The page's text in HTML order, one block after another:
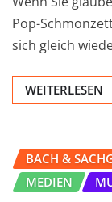
Pop-
sich gleich
WEITERLESEN
BACH &
MEDIEN